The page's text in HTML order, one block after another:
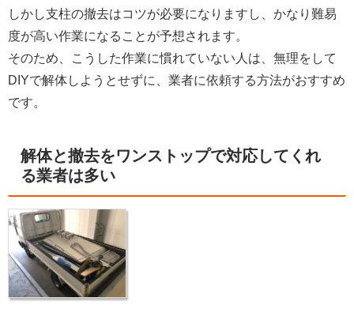
しかし支柱の撤去はコツが必要になりますし、かなり難易
度が高い作業になることが予想されます。
そのため、こうした作業に慣れていない人は、無理をして
DIYで解体しようとせずに、業者に依頼する方法がおすすめ
です。
解体と撤去をワンストップで対応してくれ
る業者は多い